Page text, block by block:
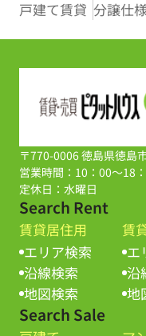
戸建て賃貸 分譲仕
〒770-0006 徳島県徳島
営業時間：10：00～18
定休日：水曜日
Search Rent
賃貸居住用
エリア検索
沿線検索
地図検索
賃
エ
沿
地
Search Sale